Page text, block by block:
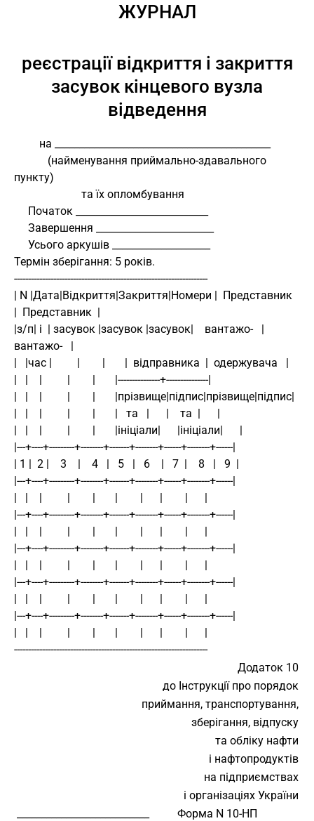
ЖУРНАЛ
реєстрації відкриття і закриття
засувок кінцевого вузла
відведення
         на ____________________________________________
пункту)
                        та їх опломбування
     Початок ___________________________
     Завершення ________________________
     Усього аркушів ____________________
Термін зберігання: 5 років.
---------------------------------------------------------------------
| N |Дата|Відкриття|Закриття|Номери |  Представник
|  Представник  |
|з/п| і  | засувок |засувок |засувок|    вантажо-   |
вантажо-   |
|   |час |         |        |       |  відправника  |  одержувача   |
|   |    |         |        |       |---------------+---------------|
|   |    |         |        |       |прізвище|підпис|прізвище|підпис|
|   |    |         |        |       |   та   |      |    та  |      |
|   |    |         |        |       |ініціали|      |ініціали|      |
|---+----+---------+--------+-------+--------+------+--------+------|
| 1 |  2 |    3    |    4   |   5   |   6    |   7  |    8   |   9  |
|---+----+---------+--------+-------+--------+------+--------+------|
|   |    |         |        |       |        |      |        |      |
|---+----+---------+--------+-------+--------+------+--------+------|
|   |    |         |        |       |        |      |        |      |
|---+----+---------+--------+-------+--------+------+--------+------|
|   |    |         |        |       |        |      |        |      |
|---+----+---------+--------+-------+--------+------+--------+------|
|   |    |         |        |       |        |      |        |      |
|---+----+---------+--------+-------+--------+------+--------+------|
|   |    |         |        |       |        |      |        |      |
---------------------------------------------------------------------
Додаток 10
до Інструкції про порядок
приймання, транспортування,
зберігання, відпуску
та обліку нафти
і нафтопродуктів
на підприємствах
і організаціях України
___________________________          Форма N 10-НП